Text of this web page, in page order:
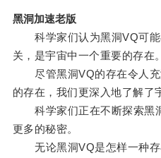
黑洞加速老版
科学家们认为黑洞VQ可能
关，是宇宙中一个重要的存在。
尽管黑洞VQ的存在令人充
的存在，我们更深入地了解了
科学家们正在不断探索黑
更多的秘密。
无论黑洞VQ是怎样一种存